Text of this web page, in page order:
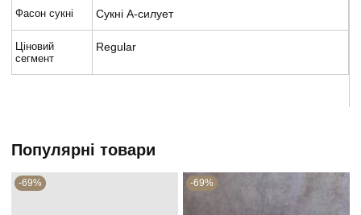
Фасон сукні Сукні А-силует
Ціновий
сегмент
Regular
Популярні товари
-69% -69%